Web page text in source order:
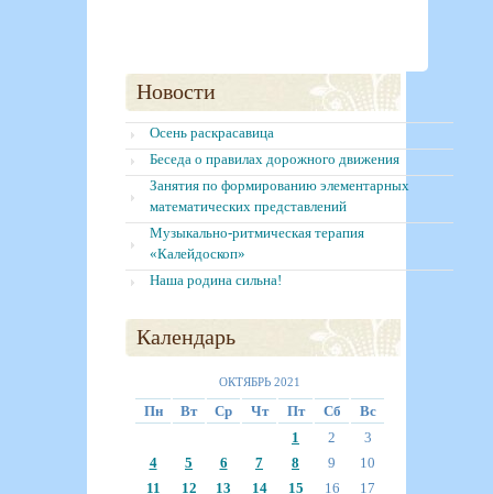
Новости
Осень раскрасавица
Беседа о правилах дорожного движения
Занятия по формированию элементарных
математических представлений
Музыкально-ритмическая терапия
«Калейдоскоп»
Наша родина сильна!
Календарь
ОКТЯБРЬ 2021
Пн Вт Ср Чт Пт Сб
Вс
1
2
3
4
5 6 7 8 9
10
11
12 13 14 15 16
17